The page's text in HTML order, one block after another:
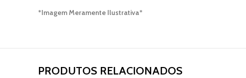
*Imagem Meramente Ilustrativa*
PRODUTOS RELACIONADOS​